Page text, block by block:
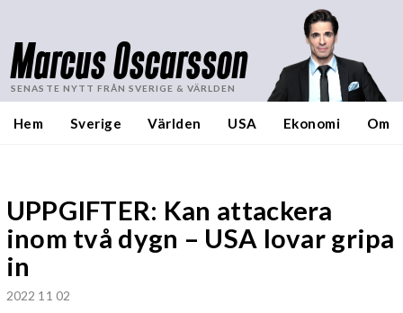
Marcus Oscarsson
SENASTE NYTT FRÅN SVERIGE & VÄRLDEN
Hem Sverige Världen USA Ekonomi Om
UPPGIFTER: Kan attackera
inom två dygn – USA lovar gripa
in
2022 11 02